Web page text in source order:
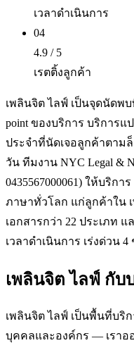
เวลาดำเนินการ
04
4.9 / 5
เรตติ้งลูกค้า
เพลินจิต ไลฟ์ เป็นจุดนัดพ
point ของบริการ บริการ
ประจำที่นัดเจอลูกค้าตาม
วัน ทีมงาน NYC Legal &
0435567000061) ให้บริก
ภาษาทั่วโลก แก่ลูกค้าใน
เอกสารกว่า 22 ประเภท แ
เวลาดำเนินการ เร่งด่วน
เพลินจิต ไลฟ์ กับ
เพลินจิต ไลฟ์ เป็นพื้นที่บริ
บุคคลและองค์กร — เราอ